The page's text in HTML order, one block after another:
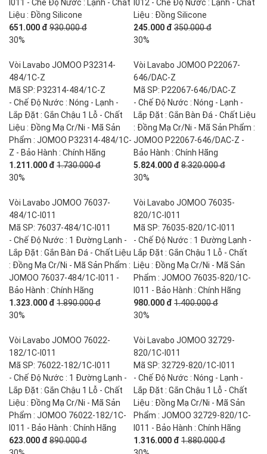
I011 - Chế Độ Nước : Lạnh - Chất
Liệu : Đồng Silicone
651.000 đ 930.000 đ
30%
I012 - Chế Độ Nước : Lạnh - Chất
Liệu : Đồng Silicone
245.000 đ 350.000 đ
30%
Vòi Lavabo JOMOO P32314-
484/1C-Z
Mã SP: P32314-484/1C-Z
- Chế Độ Nước : Nóng - Lạnh -
Lắp Đặt : Gắn Chậu 1 Lỗ - Chất
Liệu : Đồng Mạ Cr/Ni - Mã Sản
Phẩm : JOMOO P32314-484/1C-
Z - Bảo Hành : Chính Hãng
1.211.000 đ 1.730.000 đ
30%
Vòi Lavabo JOMOO P22067-
646/DAC-Z
Mã SP: P22067-646/DAC-Z
- Chế Độ Nước : Nóng - Lạnh -
Lắp Đặt : Gắn Bàn Đá - Chất Liệu
: Đồng Mạ Cr/Ni - Mã Sản Phẩm :
JOMOO P22067-646/DAC-Z -
Bảo Hành : Chính Hãng
5.824.000 đ 8.320.000 đ
30%
Vòi Lavabo JOMOO 76037-
484/1C-I011
Mã SP: 76037-484/1C-I011
- Chế Độ Nước : 1 Đường Lạnh -
Lắp Đặt : Gắn Bàn Đá - Chất Liệu
: Đồng Mạ Cr/Ni - Mã Sản Phẩm :
JOMOO 76037-484/1C-I011 -
Bảo Hành : Chính Hãng
1.323.000 đ 1.890.000 đ
30%
Vòi Lavabo JOMOO 76035-
820/1C-I011
Mã SP: 76035-820/1C-I011
- Chế Độ Nước : 1 Đường Lạnh -
Lắp Đặt : Gắn Chậu 1 Lỗ - Chất
Liệu : Đồng Mạ Cr/Ni - Mã Sản
Phẩm : JOMOO 76035-820/1C-
I011 - Bảo Hành : Chính Hãng
980.000 đ 1.400.000 đ
30%
Vòi Lavabo JOMOO 76022-
182/1C-I011
Mã SP: 76022-182/1C-I011
- Chế Độ Nước : 1 Đường Lạnh -
Lắp Đặt : Gắn Chậu 1 Lỗ - Chất
Liệu : Đồng Mạ Cr/Ni - Mã Sản
Phẩm : JOMOO 76022-182/1C-
I011 - Bảo Hành : Chính Hãng
623.000 đ 890.000 đ
Vòi Lavabo JOMOO 32729-
820/1C-I011
Mã SP: 32729-820/1C-I011
- Chế Độ Nước : Nóng - Lạnh -
Lắp Đặt : Gắn Chậu 1 Lỗ - Chất
Liệu : Đồng Mạ Cr/Ni - Mã Sản
Phẩm : JOMOO 32729-820/1C-
I011 - Bảo Hành : Chính Hãng
1.316.000 đ 1.880.000 đ